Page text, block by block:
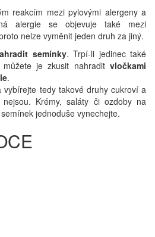
reakcím mezi pylovými alergeny a
alergie se objevuje také mezi
nelze vyměnit jeden druh za jiný.
semínky. Trpí-li jedinec také
je zkusit nahradit vločkami
.
vybírejte tedy takové druhy cukroví a
Krémy, saláty či ozdoby na
jednoduše vynechejte.